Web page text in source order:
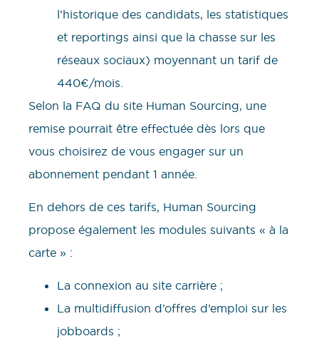
l’historique des candidats, les statistiques
et reportings ainsi que la chasse sur les
réseaux sociaux) moyennant un tarif de
440€/mois.
Selon la FAQ du site Human Sourcing, une
remise pourrait être effectuée dès lors que
vous choisirez de vous engager sur un
abonnement pendant 1 année.
En dehors de ces tarifs, Human Sourcing
propose également les modules suivants « à la
carte » :
La connexion au site carrière ;
La multidiffusion d’offres d’emploi sur les
jobboards ;